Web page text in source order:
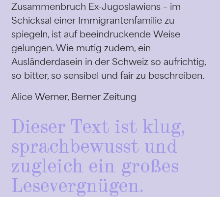
Zusammenbruch Ex-Jugoslawiens – im
Schicksal einer Immigrantenfamilie zu
spiegeln, ist auf beeindruckende Weise
gelungen. Wie mutig zudem, ein
Ausländerdasein in der Schweiz so aufrichtig,
so bitter, so sensibel und fair zu beschreiben.
Alice Werner, Berner Zeitung
Dieser Text ist klug,
sprachbewusst und
zugleich ein großes
Lesevergnügen.